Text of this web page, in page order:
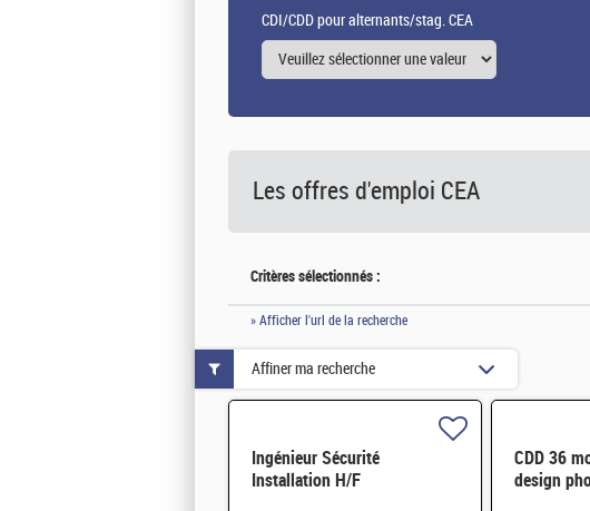
CDI/CDD pour alternants/stag. CEA
Les offres d'emploi CEA
Critères sélectionnés :
» Afficher l'url de la recherche
Ingénieur Sécurité
Installation H/F
CDD 36
design
Affiner ma recherche